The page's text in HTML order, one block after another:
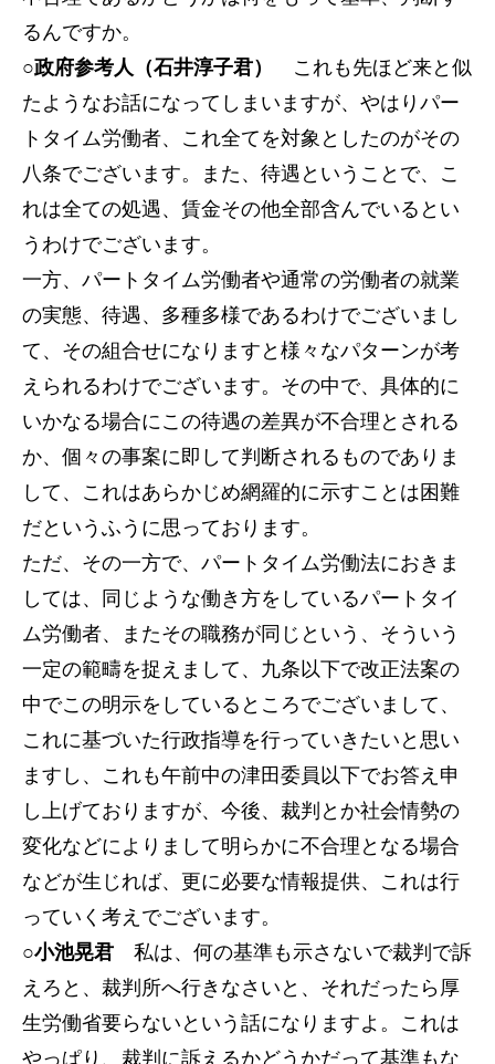
るんですか。
○政府参考人（石井淳子君）
これも先ほど来と似
たようなお話になってしまいますが、やはりパー
トタイム労働者、これ全てを対象としたのがその
八条でございます。また、待遇ということで、こ
れは全ての処遇、賃金その他全部含んでいるとい
うわけでございます。
一方、パートタイム労働者や通常の労働者の就業
の実態、待遇、多種多様であるわけでございまし
て、その組合せになりますと様々なパターンが考
えられるわけでございます。その中で、具体的に
いかなる場合にこの待遇の差異が不合理とされる
か、個々の事案に即して判断されるものでありま
して、これはあらかじめ網羅的に示すことは困難
だというふうに思っております。
ただ、その一方で、パートタイム労働法におきま
しては、同じような働き方をしているパートタイ
ム労働者、またその職務が同じという、そういう
一定の範疇を捉えまして、九条以下で改正法案の
中でこの明示をしているところでございまして、
これに基づいた行政指導を行っていきたいと思い
ますし、これも午前中の津田委員以下でお答え申
し上げておりますが、今後、裁判とか社会情勢の
変化などによりまして明らかに不合理となる場合
などが生じれば、更に必要な情報提供、これは行
っていく考えでございます。
○小池晃君 私は、何の基準も示さないで裁判で訴
えろと、裁判所へ行きなさいと、それだったら厚
生労働省要らないという話になりますよ。これは
やっぱり、裁判に訴えるかどうかだって基準もな